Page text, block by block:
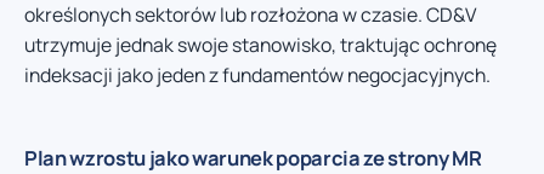
określonych sektorów lub rozłożona w czasie. CD&V
utrzymuje jednak swoje stanowisko, traktując ochronę
indeksacji jako jeden z fundamentów negocjacyjnych.
Plan wzrostu jako warunek poparcia ze strony MR